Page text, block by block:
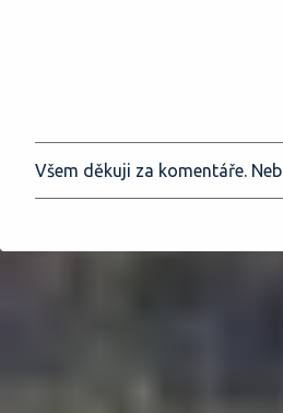
O
k
e
Všem děkuji za komentáře.